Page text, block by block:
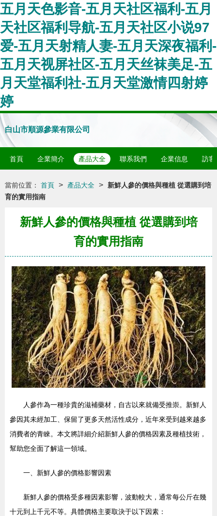
五月天色影音-五月天社区福利-五月
天社区福利导航-五月天社区小说97
爱-五月天射精人妻-五月天深夜福利-
五月天视屏社区-五月天丝袜美足-五
月天堂福利社-五月天堂激情四射婷
婷
白山市順源參業有限公司
首頁 企業簡介 產品大全 聯系我們 企業信息 訪客
當前位置： 首頁 > 產品大全 >
新鮮人參的價格與種植 從選購到培
育的實用指南
新鮮人參的價格與種植 從選購到培
育的實用指南
人參作為一種珍貴的滋補藥材，自古以來就備受推崇。新鮮人
參因其未經加工、保留了更多天然活性成分，近年來受到越來越多
消費者的青睞。本文將詳細介紹新鮮人參的價格因素及種植技術，
幫助您全面了解這一領域。
一、新鮮人參的價格影響因素
新鮮人參的價格受多種因素影響，波動較大，通常每公斤在幾
十元到上千元不等。具體價格主要取決于以下因素：